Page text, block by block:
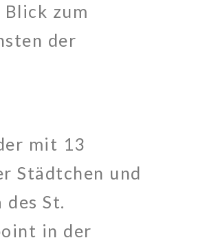
zum
der
mit 13
Städtchen und
St.
in der